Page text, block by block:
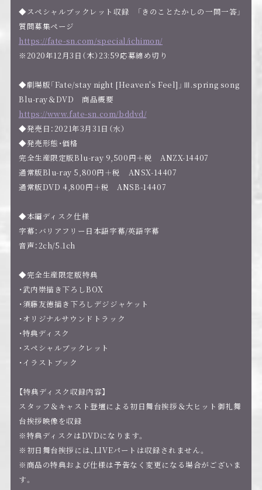
◆スペシャルブックレット収録 「きのことたかしの一問一答」
質問募集ページ
https://fate-sn.com/special/ichimon/
※2020年12月3日（木）23:59応募締め切り
◆劇場版「Fate/stay night [Heaven's Feel]」Ⅲ.spring song
Blu-ray＆DVD 商品概要
https://www.fate-sn.com/bddvd/
◆発売日：2021年3月31日（水）
◆発売形態・価格
完全生産限定版Blu-ray 9,500円＋税 ANZX-14407
通常版Blu-ray 5,800円＋税 ANSX-14407
通常版DVD 4,800円＋税 ANSB-14407
◆本編ディスク仕様
字幕：バリアフリー日本語字幕/英語字幕
音声：2ch/5.1ch
◆完全生産限定版特典
・武内崇描き下ろしBOX
・須藤友徳描き下ろしデジジャケット
・オリジナルサウンドトラック
・特典ディスク
・スペシャルブックレット
・イラストブック
【特典ディスク収録内容】
スタッフ＆キャスト登壇による初日舞台挨拶＆大ヒット御礼舞
台挨拶映像を収録
※特典ディスクはDVDになります。
※初日舞台挨拶には、LIVEパートは収録されません。
※商品の特典および仕様は予告なく変更になる場合がございま
す。